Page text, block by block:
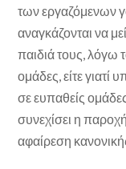
των εργαζόμενων
αναγκάζονται να
παιδιά τους, λόγω
ομάδες, είτε
σε ευπαθείς
συνεχίσει η
αφαίρεση